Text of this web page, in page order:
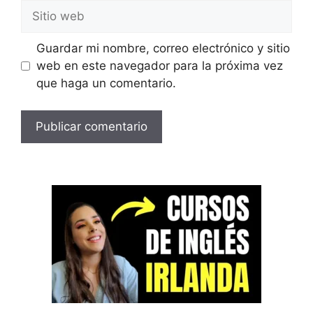
Sitio
web
Guardar mi nombre, correo electrónico y sitio
web en este navegador para la próxima vez
que haga un comentario.